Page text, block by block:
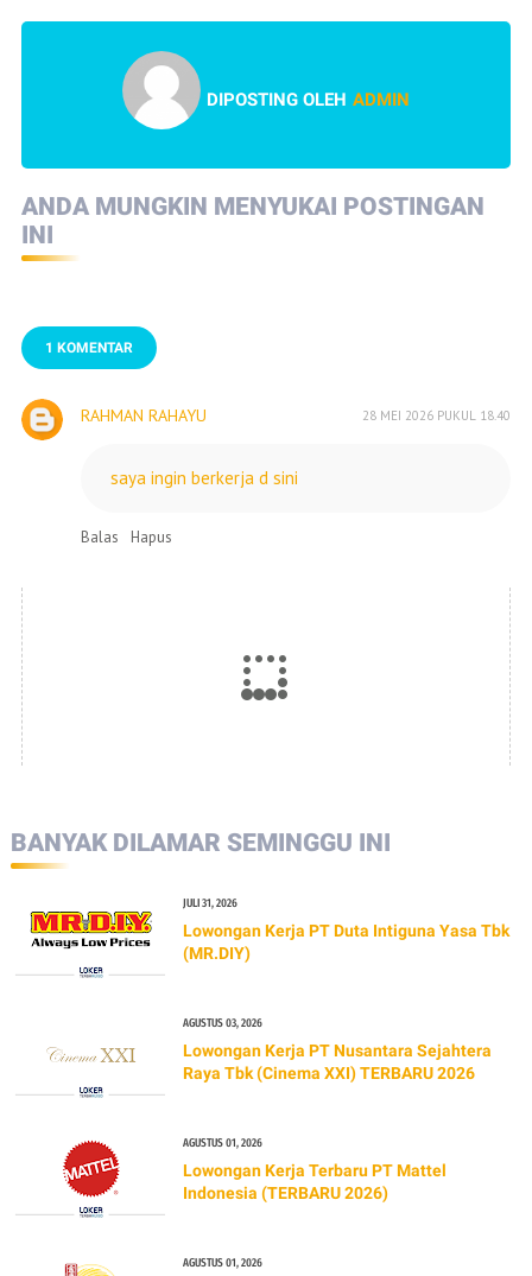
DIPOSTING OLEH ADMIN
ANDA MUNGKIN MENYUKAI POSTINGAN
INI
1 KOMENTAR
RAHMAN RAHAYU 28 MEI 2026 PUKUL 18.40
saya ingin berkerja d sini
Balas Hapus
BANYAK DILAMAR SEMINGGU INI
JULI 31, 2026
Lowongan Kerja PT Duta Intiguna Yasa Tbk
(MR.DIY)
AGUSTUS 03, 2026
Lowongan Kerja PT Nusantara Sejahtera
Raya Tbk (Cinema XXI) TERBARU 2026
AGUSTUS 01, 2026
Lowongan Kerja Terbaru PT Mattel
Indonesia (TERBARU 2026)
AGUSTUS 01, 2026